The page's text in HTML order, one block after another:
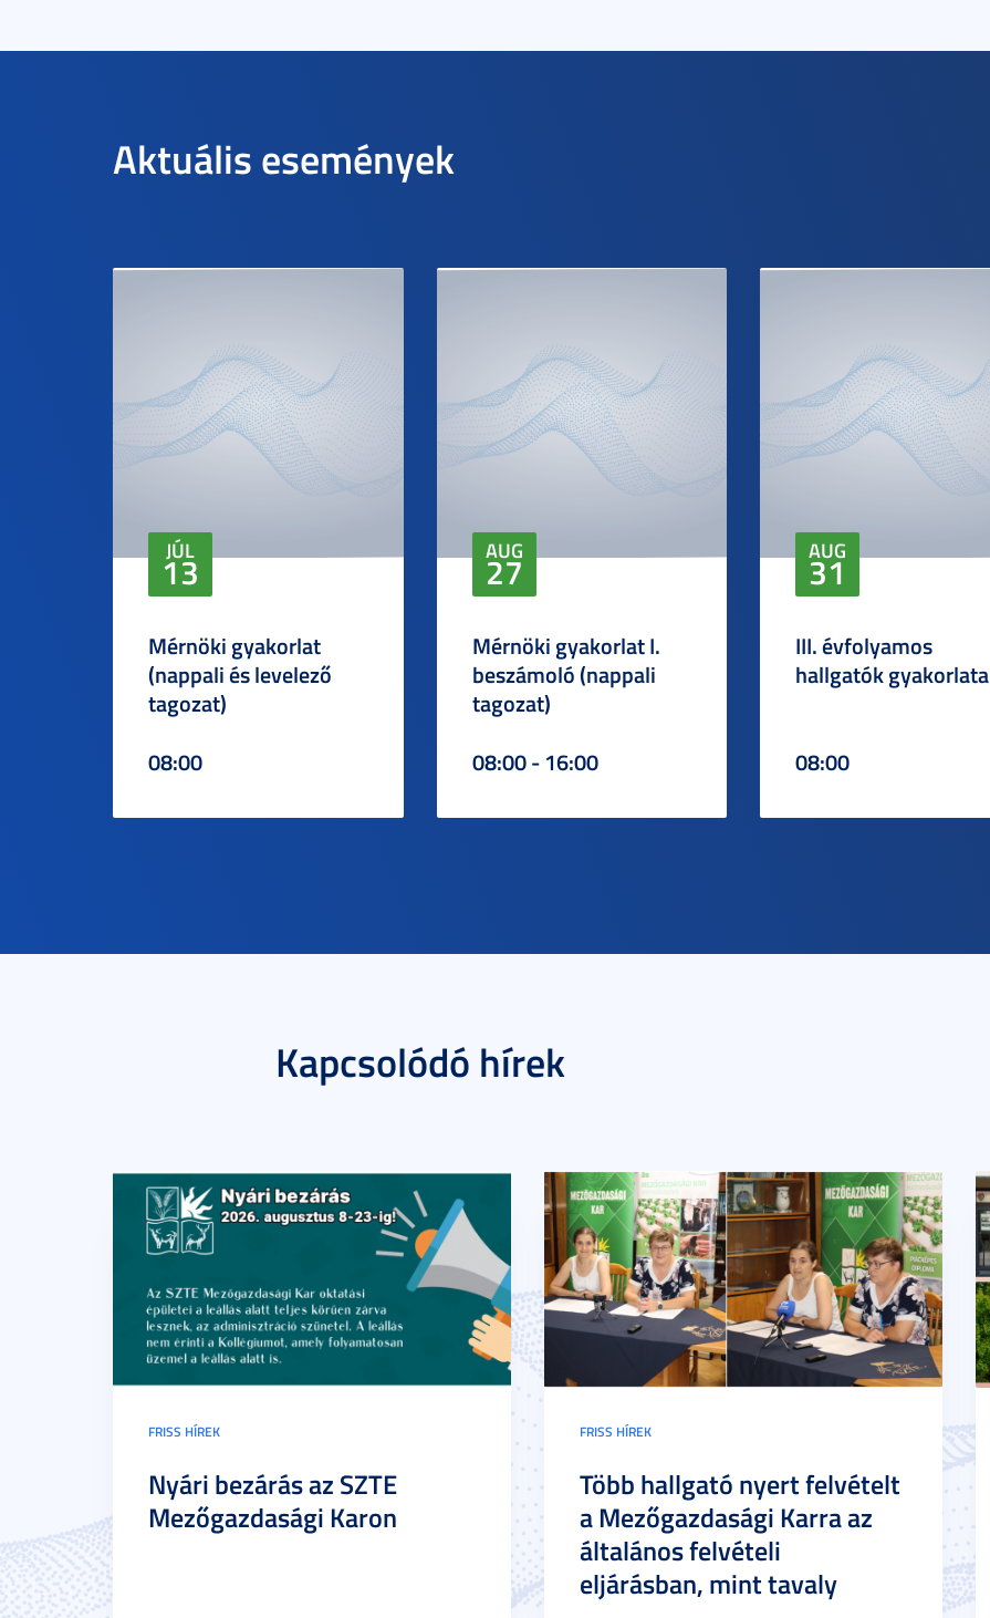
Aktuális események
JÚL
13
Mérnöki gyakorlat
(nappali és levelező
tagozat)
08:00
AUG
27
Mérnöki gyakorlat I.
beszámoló (nappali
tagozat)
08:00 - 16:00
AUG
31
III. évfolyamos
hallgatók gyakorlata
08:00
Kapcsolódó hírek
FRISS HÍREK
Nyári bezárás az SZTE
Mezőgazdasági Karon
FRISS HÍREK
Több hallgató nyert felvételt
a Mezőgazdasági Karra az
általános felvételi
eljárásban, mint tavaly